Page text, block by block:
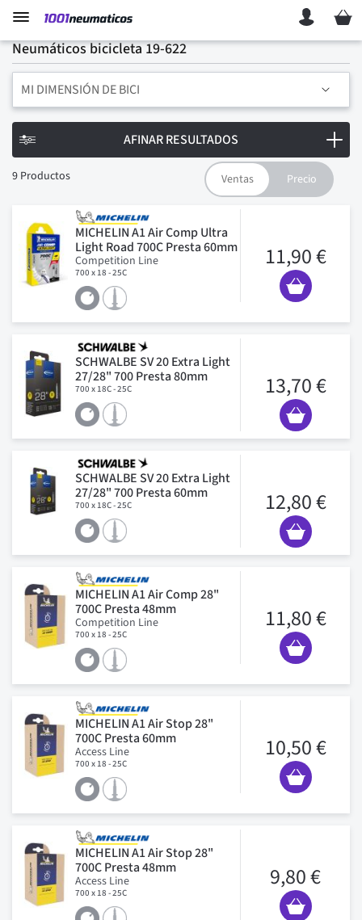
Mi
Neumáticos bicicleta 19-622
9 Productos
MICHELIN A1 Air Comp Ultra
Light Road 700C Presta 60mm
Competition Line
700 x 18 - 25C
11,90 €
SCHWALBE SV 20 Extra Light
27/28" 700 Presta 80mm
700 x 18C - 25C 13,70 €
SCHWALBE SV 20 Extra Light
27/28" 700 Presta 60mm
700 x 18C - 25C 12,80 €
MICHELIN A1 Air Comp 28"
700C Presta 48mm
Competition Line
700 x 18 - 25C
11,80 €
MICHELIN A1 Air Stop 28"
700C Presta 60mm
Access Line
700 x 18 - 25C
10,50 €
MICHELIN A1 Air Stop 28"
700C Presta 48mm
Access Line
700 x 18 - 25C
9,80 €
MI DIMENSIÓN DE BICI
AFINAR RESULTADOS